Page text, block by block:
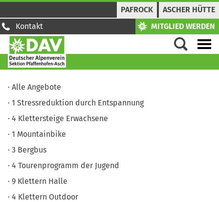
PAFROCK
ASCHER HÜTTE
Kontakt
MITGLIED WERDEN
Alle Angebote
1 Stressreduktion durch Entspannung
4 Klettersteige Erwachsene
1 Mountainbike
3 Bergbus
4 Tourenprogramm der Jugend
9 Klettern Halle
4 Klettern Outdoor